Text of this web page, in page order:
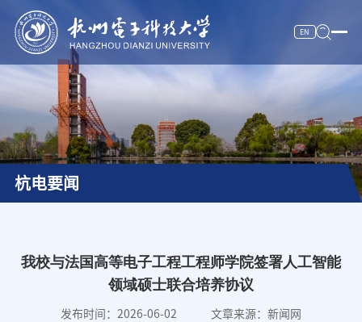
EN
校情纵览
杭电新闻
人才培养
科学研究
招生就业
杭电要闻
我校与法国高等电子工程工程师学院签署人工智能
领域硕士联合培养协议
发布时间：2026-06-02 文章来源：新闻网